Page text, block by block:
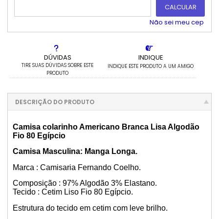
DÚVIDAS
TIRE SUAS DÚVIDAS SOBRE ESTE
PRODUTO
INDIQUE
INDIQUE ESTE PRODUTO A UM AMIGO
5x com juros de R$ 164,46
6x com juros de R$ 139,01
10x com juros de R$ 88,11
11x com juros de R$ 81,17
12x com juros de R$ 75,39
CALCULAR
Não sei meu cep
DESCRIÇÃO DO PRODUTO
Camisa colarinho Americano Branca Lisa Algodão
Fio 80 Egípcio
Camisa Masculina: Manga Longa.
Marca : Camisaria Fernando Coelho.
Composição : 97% Algodão 3% Elastano.
Tecido : Cetim Liso Fio 80 Egípcio.
Estrutura do tecido em cetim com leve brilho.